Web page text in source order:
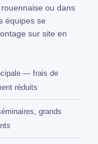
ou dans
équipes se
sur site en
— frais de
réduits
grands